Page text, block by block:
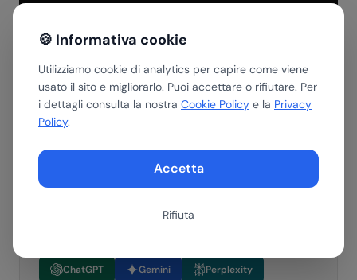
🍪 Informativa cookie
Utilizziamo cookie di analytics per capire come viene
usato il sito e migliorarlo. Puoi accettare o rifiutare. Per
i dettagli consulta la nostra Cookie Policy e la Privacy
Policy.
Accetta
Rifiuta
differenza per te.
Scopri i servizi
Ottieni un riepilogo di questo articolo con il tuo assistente AI
ChatGPT Gemini Perplexity